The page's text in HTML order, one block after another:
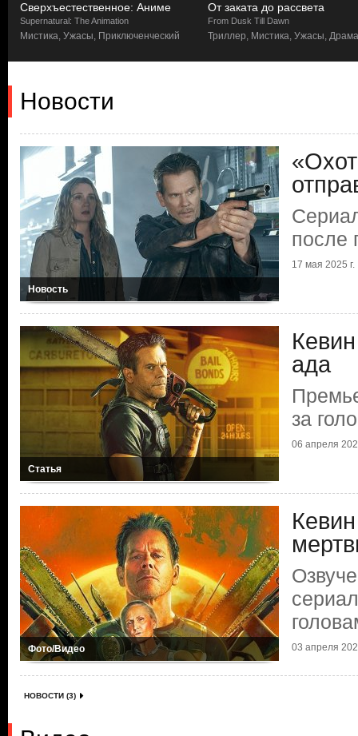
Сверхъестественное: Аниме
Supernatural: The Animation
Мистика, Ужасы, Приключенческий
От заката до рассвета
From Dusk Till Dawn
Триллер, Мистика, Ужасы, Драма
Новости
Новость
после
17 мая 2025 г.
Статья
ада
за
06 апреля
Фото/Видео 03 апреля
НОВОСТИ (3)